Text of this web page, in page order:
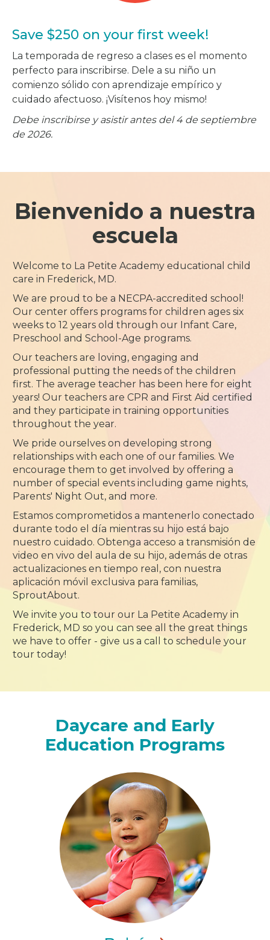
Save $250 on your first week!
La temporada de regreso a clases es el momento
perfecto para inscribirse. Dele a su niño un
comienzo sólido con aprendizaje empírico y
cuidado afectuoso. ¡Visítenos hoy mismo!
Debe inscribirse y asistir antes del 4 de septiembre
de 2026.
Bienvenido a nuestra
escuela
Welcome to La Petite Academy educational child
care in Frederick, MD.
We are proud to be a NECPA-accredited school!
Our center offers programs for children ages six
weeks to 12 years old through our Infant Care,
Preschool and School-Age programs.
Our teachers are loving, engaging and
professional putting the needs of the children
first. The average teacher has been here for eight
years! Our teachers are CPR and First Aid certified
and they participate in training opportunities
throughout the year.
We pride ourselves on developing strong
relationships with each one of our families. We
encourage them to get involved by offering a
number of special events including game nights,
Parents' Night Out, and more.
Estamos comprometidos a mantenerlo conectado
durante todo el día mientras su hijo está bajo
nuestro cuidado. Obtenga acceso a transmisión de
video en vivo del aula de su hijo, además de otras
actualizaciones en tiempo real, con nuestra
aplicación móvil exclusiva para familias,
SproutAbout.
We invite you to tour our La Petite Academy in
Frederick, MD so you can see all the great things
we have to offer - give us a call to schedule your
tour today!
Daycare and Early
Education Programs